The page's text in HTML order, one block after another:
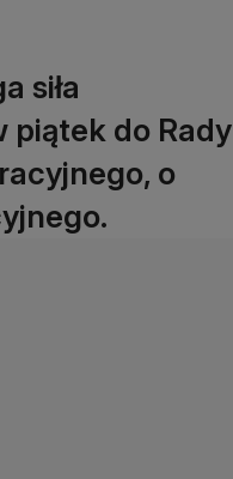
siła
piątek do Rady
o